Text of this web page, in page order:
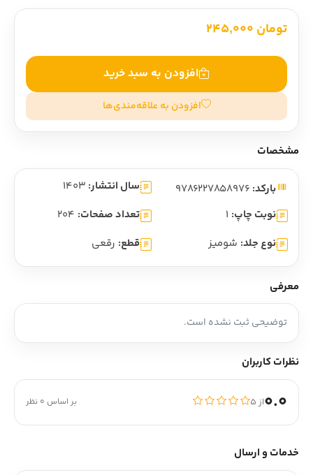
تومان 245,000
افزودن به سبد خرید
افزودن به علاقه‌مندی‌ها
مشخصات
بارکد: سال انتشار: 1403
نوبت چاپ: 1 تعداد صفحات: 204
نوع جلد: شومیز قطع: رقعی
معرفی
توضیحی ثبت نشده است.
نظرات کاربران
0.0از ۵ بر اساس 0 نظر
خدمات و ارسال